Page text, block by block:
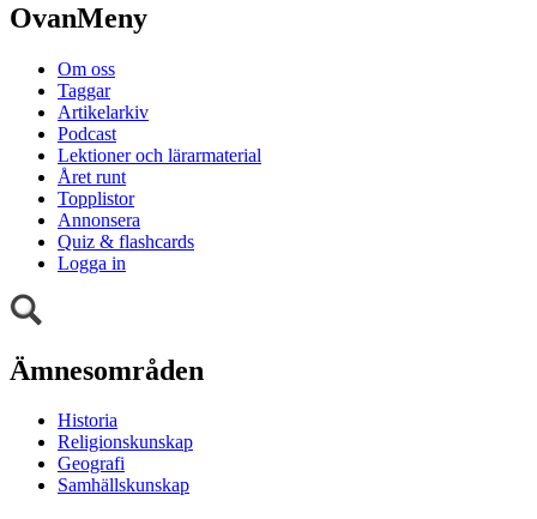
OvanMeny
Om oss
Taggar
Artikelarkiv
Podcast
Lektioner och lärarmaterial
Året runt
Topplistor
Annonsera
Quiz & flashcards
Logga in
Ämnesområden
Historia
Religionskunskap
Geografi
Samhällskunskap